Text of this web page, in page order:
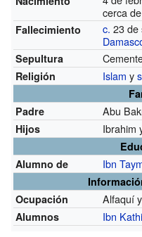
cerca de
Fallecimiento c. 23 de
Sepultura
Religión Islam y
Padre
Abu
Hijos Ibrahim
Alumno de
Ibn
Ocupación
Alfaquí
Alumnos Ibn